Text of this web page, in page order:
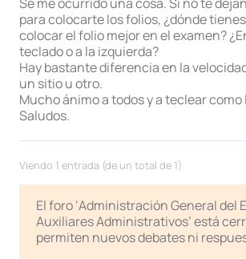
para colocarte los folios, ¿dónde
colocar el folio mejor en el examen?
teclado o a la izquierda?
Hay bastante diferencia en la
un sitio u otro.
Mucho ánimo a todos y a teclear como
Saludos.
Viendo 1 entrada (de un total de 1)
El foro ‘Administración General del
Auxiliares Administrativos’ está
permiten nuevos debates ni